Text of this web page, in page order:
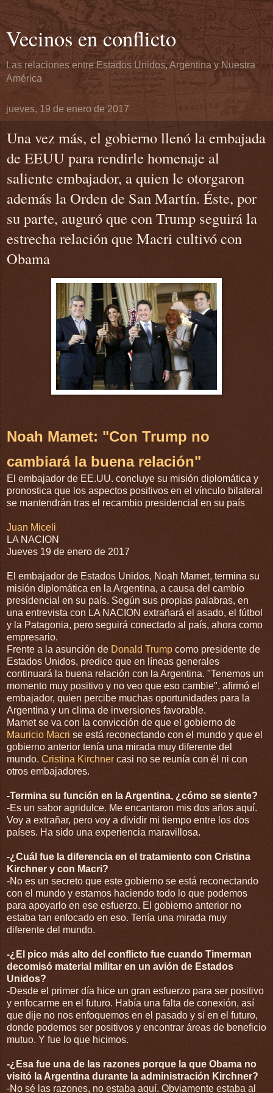
Vecinos en conflicto
Las relaciones entre Estados Unidos, Argentina y Nuestra
América
jueves, 19 de enero de 2017
Una vez más, el gobierno llenó la embajada
de EEUU para rendirle homenaje al
saliente embajador, a quien le otorgaron
además la Orden de San Martín. Éste, por
su parte, auguró que con Trump seguirá la
estrecha relación que Macri cultivó con
Obama
Noah Mamet: "Con Trump no
cambiará la buena relación"
El embajador de EE.UU. concluye su misión diplomática y
pronostica que los aspectos positivos en el vínculo bilateral
se mantendrán tras el recambio presidencial en su país
Juan Miceli
LA NACION
Jueves 19 de enero de 2017
El embajador de Estados Unidos, Noah Mamet, termina su
misión diplomática en la Argentina, a causa del cambio
presidencial en su país. Según sus propias palabras, en
una entrevista con LA NACION extrañará el asado, el fútbol
y la Patagonia, pero seguirá conectado al país, ahora como
empresario.
Frente a la asunción de Donald Trump como presidente de
Estados Unidos, predice que en líneas generales
continuará la buena relación con la Argentina. "Tenemos un
momento muy positivo y no veo que eso cambie", afirmó el
embajador, quien percibe muchas oportunidades para la
Argentina y un clima de inversiones favorable.
Mamet se va con la convicción de que el gobierno de
Mauricio Macri se está reconectando con el mundo y que el
gobierno anterior tenía una mirada muy diferente del
mundo. Cristina Kirchner casi no se reunía con él ni con
otros embajadores.
-Termina su función en la Argentina, ¿cómo se siente?
-Es un sabor agridulce. Me encantaron mis dos años aquí.
Voy a extrañar, pero voy a dividir mi tiempo entre los dos
países. Ha sido una experiencia maravillosa.
-¿Cuál fue la diferencia en el tratamiento con Cristina
Kirchner y con Macri?
-No es un secreto que este gobierno se está reconectando
con el mundo y estamos haciendo todo lo que podemos
para apoyarlo en ese esfuerzo. El gobierno anterior no
estaba tan enfocado en eso. Tenía una mirada muy
diferente del mundo.
-¿El pico más alto del conflicto fue cuando Timerman
decomisó material militar en un avión de Estados
Unidos?
-Desde el primer día hice un gran esfuerzo para ser positivo
y enfocarme en el futuro. Había una falta de conexión, así
que dije no nos enfoquemos en el pasado y sí en el futuro,
donde podemos ser positivos y encontrar áreas de beneficio
mutuo. Y fue lo que hicimos.
-¿Esa fue una de las razones porque la que Obama no
visitó la Argentina durante la administración Kirchner?
-No sé las razones, no estaba aquí. Obviamente estaba al